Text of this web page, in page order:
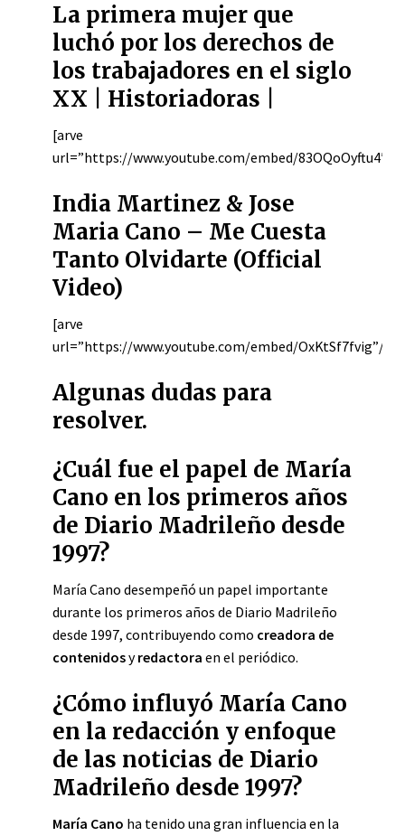
La primera mujer que
luchó por los derechos de
los trabajadores en el siglo
XX | Historiadoras |
[arve
url=”https://www.youtube.com/embed/83OQoOyftu4″/]
India Martinez & Jose
Maria Cano – Me Cuesta
Tanto Olvidarte (Official
Video)
[arve
url=”https://www.youtube.com/embed/OxKtSf7fvig”/]
Algunas dudas para
resolver.
¿Cuál fue el papel de María
Cano en los primeros años
de Diario Madrileño desde
1997?
María Cano desempeñó un papel importante
durante los primeros años de Diario Madrileño
desde 1997, contribuyendo como creadora de
contenidosyredactora en el periódico.
¿Cómo influyó María Cano
en la redacción y enfoque
de las noticias de Diario
Madrileño desde 1997?
María Cano ha tenido una gran influencia en la